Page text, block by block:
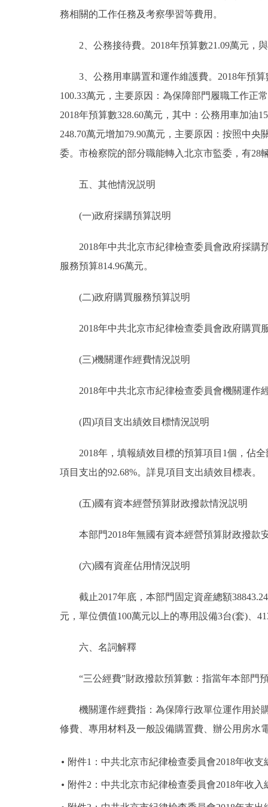
務相關的工作任務及考察學習等費用。
2、公務接待費。2018年預算數21.09萬元，與
3、公務用車購置和運作維護費。2018年預算
100.33萬元，主要原因：為保障部門履職工作正
2018年預算數328.60萬元，其中：公務用車加油
248.70萬元增加79.90萬元，主要原因：按照中
委。市檢察院的部分職能轉入北京市監委，有28
五、其他情況説明
(一)政府採購預算説明
2018年中共北京市紀律檢查委員會政府採購預
服務預算814.96萬元。
(二)政府購買服務預算説明
2018年中共北京市紀律檢查委員會政府購買
(三)機關運作經費情況説明
2018年中共北京市紀律檢查委員會機關運作經
(四)項目支出績效目標情況説明
2018年，填報績效目標的預算項目1個，佔全
項目支出的92.68%。詳見項目支出績效目標表。
(五)國有資本經營預算財政撥款情況説明
本部門2018年無國有資本經營預算財政撥款
(六)國有資産佔用情況説明
截止2017年底，本部門固定資産總額38843.24
元，單位價值100萬元以上的專用設備3台(套)、
六、名詞解釋
“三公經費”財政撥款預算數：指當年本部門
機關運作經費指：為保障行政單位運作用於購
修費、專用材料及一般設備購置費、辦公用房水
附件1：中共北京市紀律檢查委員會2018年收支
附件2：中共北京市紀律檢查委員會2018年收入